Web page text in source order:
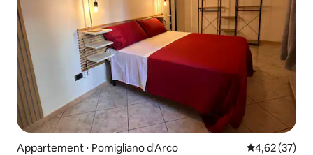
Appartement ⋅ Pomigliano d'Arco Évaluation
4,62 (37)